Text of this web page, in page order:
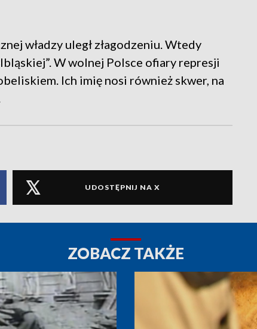
władzy uległ złagodzeniu. Wtedy
W wolnej Polsce ofiary represji
Ich imię nosi również skwer, na
UDOSTĘPNIJ NA X
ZOBACZ TAKŻE